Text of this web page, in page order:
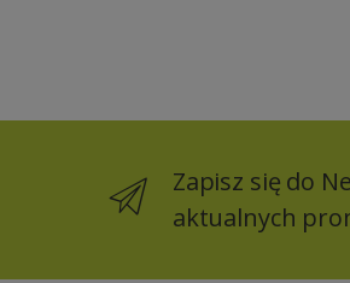
Zapisz się do
aktualnych